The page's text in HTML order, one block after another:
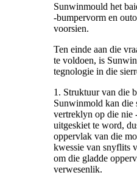
Sunwinmould het
-bumpervorm en
voorsien.
Ten einde aan die
te voldoen, is
tegnologie in die
1. Struktuur van die
Sunwinmold kan die
vertreklyn op die nie
uitgeskiet te word,
oppervlak van die
kwessie van snyflits
om die gladde
verwesenlik.